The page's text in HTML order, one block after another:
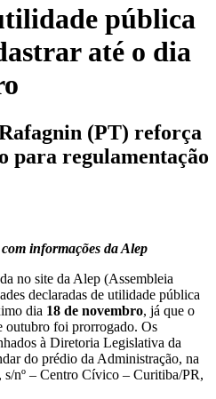
pública
até o dia
(PT) reforça
para regulamentação
informações da Alep
no site da Alep (Assembleia
declaradas de utilidade pública
dia 18 de novembro, já que o
outubro foi prorrogado. Os
à Diretoria Legislativa da
do prédio da Administração, na
s/nº – Centro Cívico – Curitiba/PR,